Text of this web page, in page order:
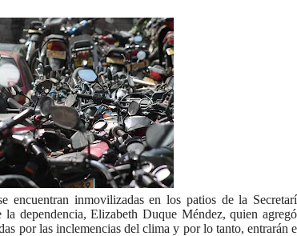
tiene listo su plan de seguridad para recibir
Pereira continúa renovando espacios comunitarios
la vida de 68 estudiantes rurales en
encuentran inmovilizadas en los patios de la
dependencia, Elizabeth Duque Méndez, quien
por las inclemencias del clima y por lo tanto, entrarán